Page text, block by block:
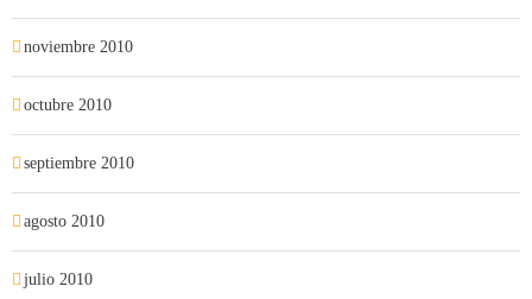
noviembre 2010
octubre 2010
septiembre 2010
agosto 2010
julio 2010